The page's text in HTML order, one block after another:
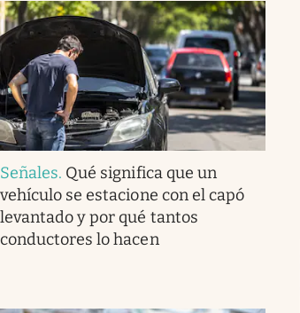
Señales. Qué significa que un
vehículo se estacione con el capó
levantado y por qué tantos
conductores lo hacen